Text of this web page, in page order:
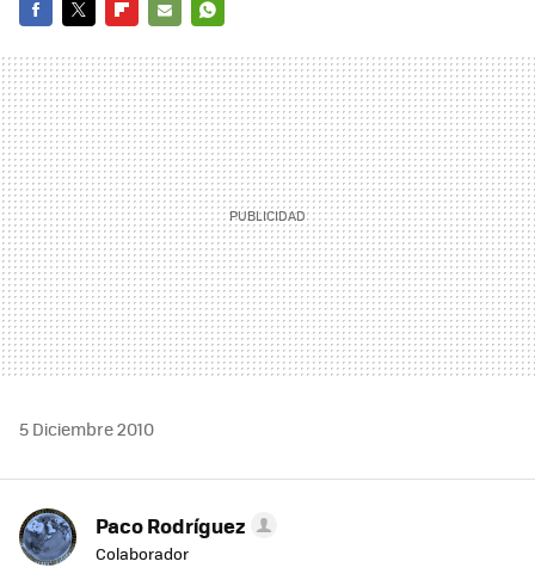
MAIL
5 Diciembre 2010
Paco Rodríguez
Colaborador